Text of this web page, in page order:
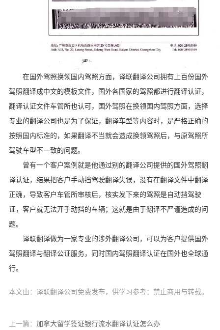
在国外驾照换领国内驾照方面，译联翻译公司拥有上百份国外
驾照翻译成中文的模板文件，国外各国家的驾照都进行翻译认证，
翻译认证文件车管所也认可，国外驾照在换领国内驾照方面，选择
专业的翻译公司也是为了保证，翻译车型等内容时，是严格正确的
按照国内标准的，如果翻译不当就会造成换领驾照后，与原驾照所
驾驶车型不一致的问题。
曾有一个客户案例就是他通过别的翻译公司提供的国外驾照翻
译认证，结果把客户手动挡驾驶翻译失误，没有在翻译文件中翻译
正确，导致客户车管所审核后，核实发下来的驾照是自动挡驾驶
证，客户就无法开手动挡的车辆；这就是由于翻译不严谨造成的问
题。
译联翻译做为一家专业的涉外翻译公司，可以为客户提供国外
驾照翻译与翻译公证服务，同时国内驾照翻译认证在国外也全球通
行。
本文由：译联翻译公司免费发布，供学习参考：禁止商用与转载。
上一篇： 加拿大留学签证银行流水翻译认证怎么办